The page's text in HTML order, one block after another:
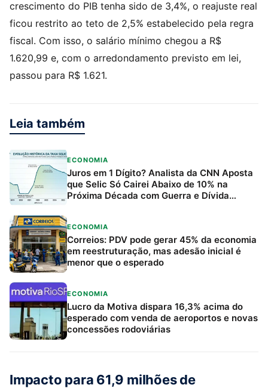
crescimento do PIB tenha sido de 3,4%, o reajuste real
ficou restrito ao teto de 2,5% estabelecido pela regra
fiscal. Com isso, o salário mínimo chegou a R$
1.620,99 e, com o arredondamento previsto em lei,
passou para R$ 1.621.
Leia também
ECONOMIA
Juros em 1 Dígito? Analista da CNN Aposta
que Selic Só Cairei Abaixo de 10% na
Próxima Década com Guerra e Dívida
ECONOMIA
Correios: PDV pode gerar 45% da economia
em reestruturação, mas adesão inicial é
menor que o esperado
ECONOMIA
Lucro da Motiva dispara 16,3% acima do
esperado com venda de aeroportos e novas
concessões rodoviárias
Impacto para 61,9 milhões de